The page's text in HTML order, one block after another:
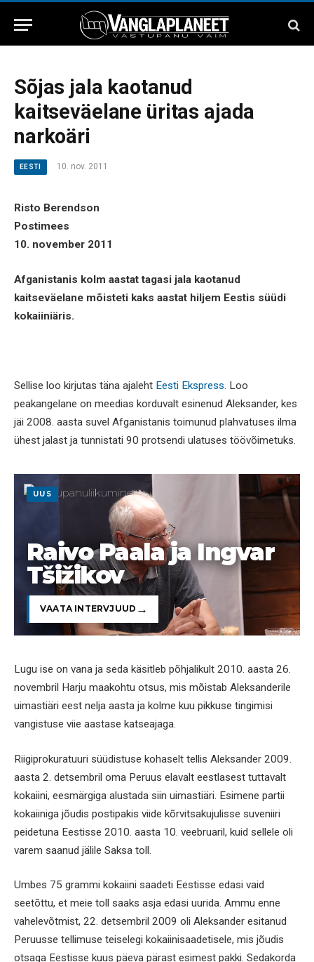
Sõjas jala kaotanud
kaitseväelane üritas ajada
narkoäri
EESTI 10. nov. 2011
Risto Berendson
Postimees
10. november 2011
Afganistanis kolm aastat tagasi jala kaotanud
kaitseväelane mõisteti kaks aastat hiljem Eestis süüdi
kokaiiniäris.
Sellise loo kirjutas täna ajaleht Eesti Ekspress. Loo
peakangelane on meedias korduvalt esinenud Aleksander, kes
jäi 2008. aasta suvel Afganistanis toimunud plahvatuses ilma
ühest jalast ja tunnistati 90 protsendi ulatuses töövõimetuks.
UUS
Raivo Paala ja Ingvar
Tšižikov
VAATA INTERVJUUD
Lugu ise on vana ja seda käsitleb põhjalikult 2010. aasta 26.
novembril Harju maakohtu otsus, mis mõistab Aleksanderile
uimastiäri eest nelja aasta ja kolme kuu pikkuse tingimisi
vangistuse viie aastase katseajaga.
Riigiprokuratuuri süüdistuse kohaselt tellis Aleksander 2009.
aasta 2. detsembril oma Peruus elavalt eestlasest tuttavalt
kokaiini, eesmärgiga alustada siin uimastiäri. Esimene partii
kokaiiniga jõudis postipakis viide kõrvitsakujulisse suveniiri
peidetuna Eestisse 2010. aasta 10. veebruaril, kuid sellele oli
varem saanud jälile Saksa toll.
Umbes 75 grammi kokaiini saadeti Eestisse edasi vaid
seetõttu, et meie toll saaks asja edasi uurida. Ammu enne
vahelevõtmist, 22. detsembril 2009 oli Aleksander esitanud
Peruusse tellimuse teiselegi kokaiinisaadetisele, mis jõudis
otsaga Eestisse kuus päeva pärast esimest pakki. Sedakorda